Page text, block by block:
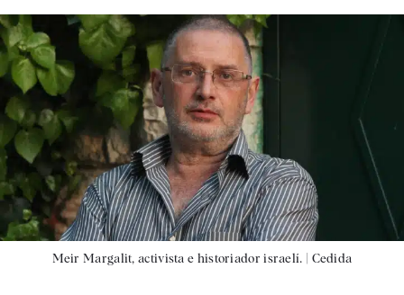
Meir Margalit, activista e historiador israelí. | Cedida